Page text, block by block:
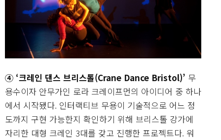
④ ‘크레인 댄스 브리스톨(Crane Dance Bristol)’ 무
용수이자 안무가인 로라 크레이프먼의 아이디어 중 하나
에서 시작됐다. 인터랙티브 무용이 기술적으로 어느 정
도까지 구현 가능한지 확인하기 위해 브리스톨 강가에
자리한 대형 크레인 3대를 갖고 진행한 프로젝트다. 워